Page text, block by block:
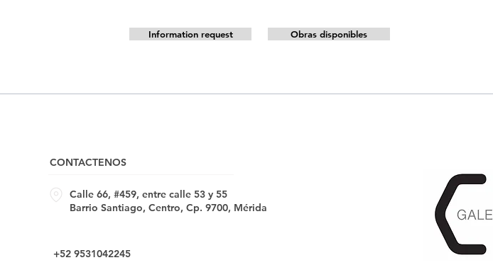
Information request Obras disponibles
CONTACTENOS
Calle 66, #459, entre calle 53 y 55
Barrio Santiago, Centro, Cp. 9700, Mérida
+52 9531042245